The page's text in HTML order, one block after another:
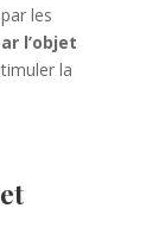
les
l’objet
la